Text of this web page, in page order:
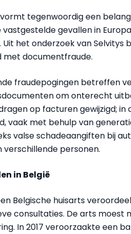
tegenwoordig een
gevallen in
het onderzoek van Selvitys
documentfraude.
fraudepogingen betreffen
om onterecht
op facturen gewijzigd;
vaak met behulp van
valse schadeaangiften bij
personen.
in België
Belgische huisarts
consultaties. De arts moest
In 2017 veroorzaakte een